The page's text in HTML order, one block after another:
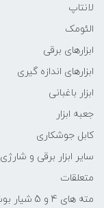
لانتاپ
الئومک
ابزارهای برقی
ابزارهای اندازه گیری
ابزار باغبانی
جعبه ابزار
کابل جوشکاری
سایر ابزار برقی و شارژی
متعلقات
مته های 4 و 5 شیار بوش